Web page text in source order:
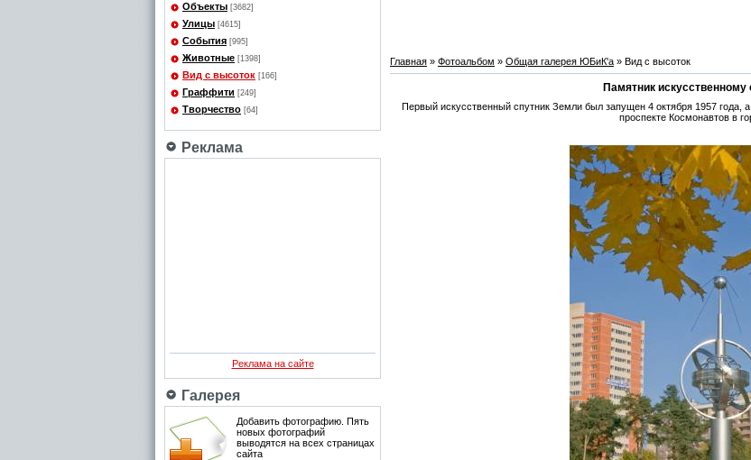
Объекты [3682]
Улицы [4615]
События [995]
Животные [1398]
Вид с высоток [166]
Граффити [249]
Творчество [64]
Реклама
Реклама на сайте
Галерея
Добавить фотографию. Пять
новых фотографий
выводятся на всех страницах
сайта
Главная » Фотоальбом » Общая галерея ЮБиК'a » Вид с высоток
Памятник
Первый искусственный спутник Земли был запущен 4 октября 1957 года,
проспекте Космонавтов в